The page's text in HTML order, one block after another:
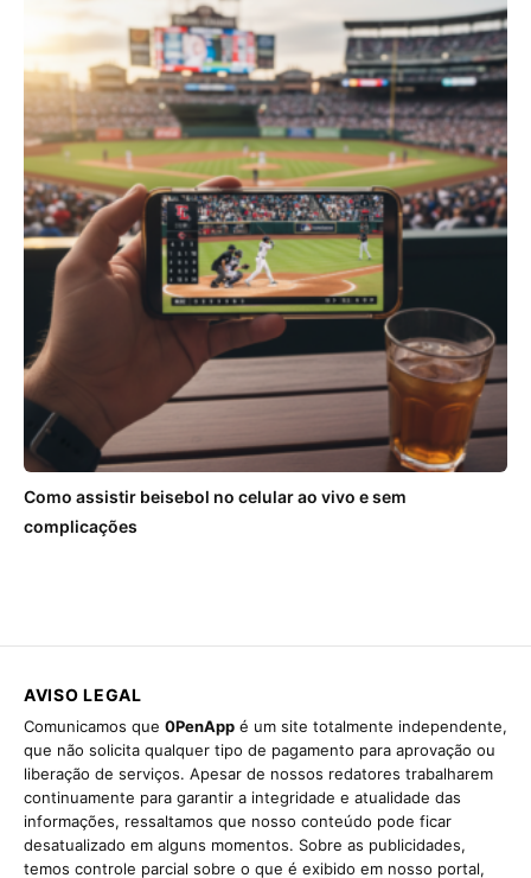
Como assistir beisebol no celular ao vivo e sem
complicações
AVISO LEGAL
Comunicamos que 0PenApp é um site totalmente independente,
que não solicita qualquer tipo de pagamento para aprovação ou
liberação de serviços. Apesar de nossos redatores trabalharem
continuamente para garantir a integridade e atualidade das
informações, ressaltamos que nosso conteúdo pode ficar
desatualizado em alguns momentos. Sobre as publicidades,
temos controle parcial sobre o que é exibido em nosso portal,